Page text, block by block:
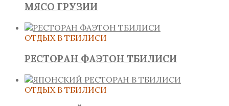
МЯСО ГРУЗИИ
ОТДЫХ В ТБИЛИСИ
РЕСТОРАН ФАЭТОН ТБИЛИСИ
ОТДЫХ В ТБИЛИСИ